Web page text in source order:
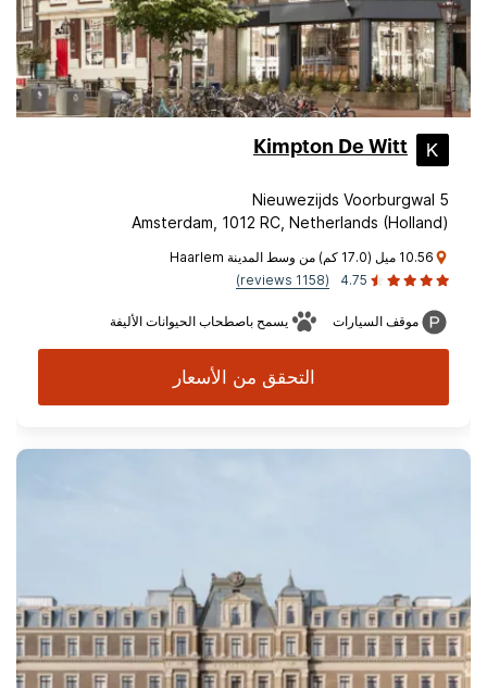
Kimpton De Witt
Nieuwezijds Voorburgwal 5
Amsterdam, 1012 RC, Netherlands (Holland)
10.56 ميل (17.0 كم) من وسط المدينة Haarlem
4.75
(1158 reviews)
موقف السيارات يسمح باصطحاب الحيوانات الأليفة
التحقق من الأسعار